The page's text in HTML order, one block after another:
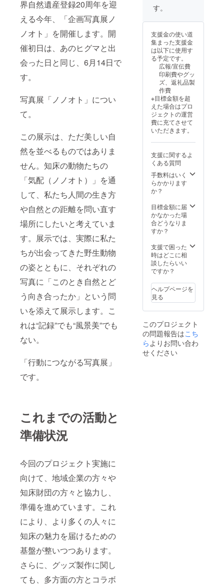
界自然遺産登録20周年を迎
える今年、「企画写真展ノ
ノオト」を開催します。開
催初日は、あのヒグマと出
会った日と同じ、6月14日で
す。
写真展「ノノオト」につい
て。
この展示は、ただ美しい自
然を並べるものではありま
せん。知床の動物たちの
「気配（ノノオト）」を通
して、私たち人間の生き方
や自然との距離を問い直す
場所にしたいと考えていま
す。展示では、実際に私た
ちが出会ってきた野生動物
の姿とともに、それぞれの
写真に「このとき自然とど
う向き合ったか」という問
いを添えて展示します。こ
れは“記録”でも“風景美”でも
ない。
「行動につながる写真展」
です。
これまでの活動と
準備状況
今回のプロジェクト実施に
向けて、地域企業の方々や
知床財団の方々と協力し、
準備を進めています。これ
により、より多くの人々に
知床の魅力を届けるための
基盤が整いつつあります。
さらに、グッズ製作に関し
ても、多方面の方とコラボ
す。
支援金の使い道
集まった支援金
は以下に使用す
る予定です。
広報/宣伝費
印刷費やグッ
ズ、返礼品製
作費
※目標金額を超
えた場合はプロ
ジェクトの運営
費に充てさせて
いただきます。
支援に関するよ
くある質問
手数料はいく
らかかります
か？
目標金額に届
かなかった場
合どうなりま
すか？
支援で困った
時はどこに相
談したらいい
ですか？
ヘルプページを
見る
このプロジェクト
の問題報告はこち
ら よりお問い合わ
せください